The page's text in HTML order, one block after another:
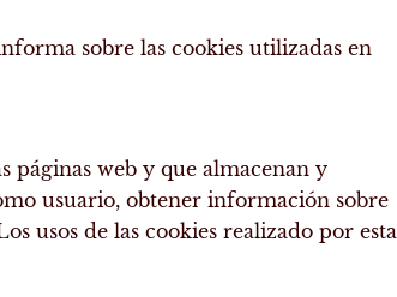
sobre las cookies utilizadas en
páginas web y que almacenan y
usuario, obtener información sobre
usos de las cookies realizado por esta